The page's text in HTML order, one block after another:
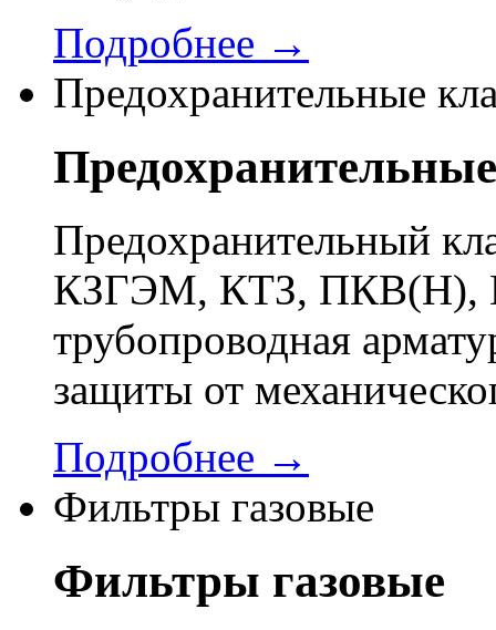
Подробнее →
Предохранительные
Предохранительный
КЗГЭМ, КТЗ,
трубопроводная
защиты от
Подробнее →
Фильтры газовые
Фильтры газовые